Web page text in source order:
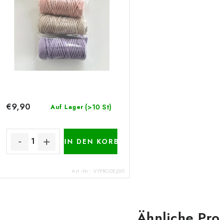
Auf Lager (>10 St)
€9,90
IN DEN KORB
Art.-Nr.:VYPRODEJ001